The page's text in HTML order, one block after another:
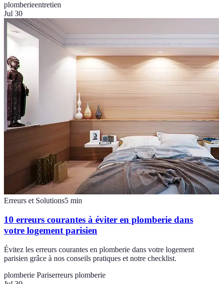
plomberieentretien
Jul 30
Erreurs et Solutions5 min
10 erreurs courantes à éviter en plomberie dans
votre logement parisien
Évitez les erreurs courantes en plomberie dans votre logement
parisien grâce à nos conseils pratiques et notre checklist.
plomberie Pariserreurs plomberie